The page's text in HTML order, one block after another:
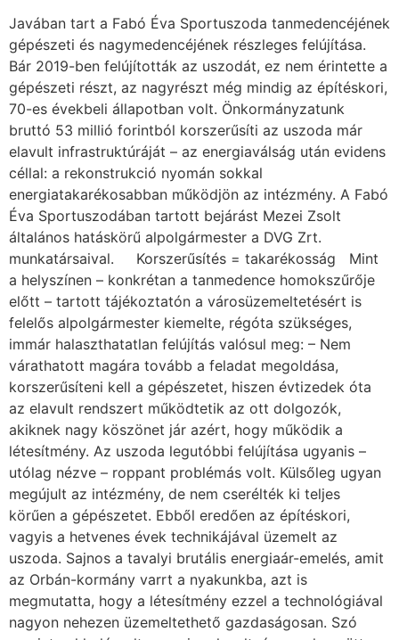
Javában tart a Fabó Éva Sportuszoda tanmedencéjének
gépészeti és nagymedencéjének részleges felújítása.
Bár 2019-ben felújították az uszodát, ez nem érintette a
gépészeti részt, az nagyrészt még mindig az építéskori,
70-es évekbeli állapotban volt. Önkormányzatunk
bruttó 53 millió forintból korszerűsíti az uszoda már
elavult infrastruktúráját – az energiaválság után evidens
céllal: a rekonstrukció nyomán sokkal
energiatakarékosabban működjön az intézmény. A Fabó
Éva Sportuszodában tartott bejárást Mezei Zsolt
általános hatáskörű alpolgármester a DVG Zrt.
munkatársaival. Korszerűsítés = takarékosság Mint
a helyszínen – konkrétan a tanmedence homokszűrője
előtt – tartott tájékoztatón a városüzemeltetésért is
felelős alpolgármester kiemelte, régóta szükséges,
immár halaszthatatlan felújítás valósul meg: – Nem
várathatott magára tovább a feladat megoldása,
korszerűsíteni kell a gépészetet, hiszen évtizedek óta
az elavult rendszert működtetik az ott dolgozók,
akiknek nagy köszönet jár azért, hogy működik a
létesítmény. Az uszoda legutóbbi felújítása ugyanis –
utólag nézve – roppant problémás volt. Külsőleg ugyan
megújult az intézmény, de nem cserélték ki teljes
körűen a gépészetet. Ebből eredően az építéskori,
vagyis a hetvenes évek technikájával üzemelt az
uszoda. Sajnos a tavalyi brutális energiaár-emelés, amit
az Orbán-kormány varrt a nyakunkba, azt is
megmutatta, hogy a létesítmény ezzel a technológiával
nagyon nehezen üzemeltethető gazdaságosan. Szó